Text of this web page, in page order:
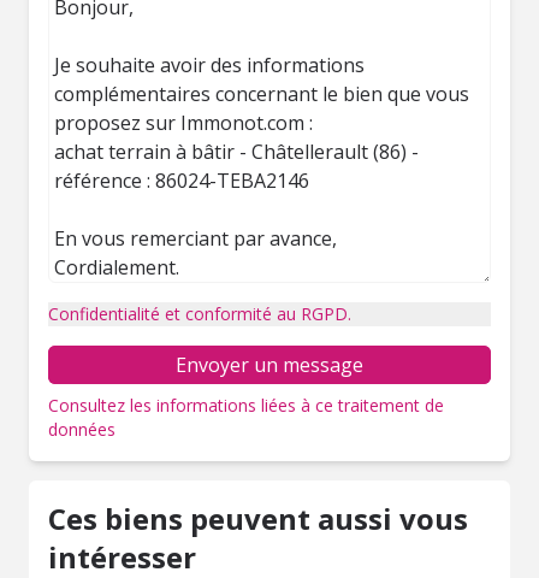
Confidentialité et conformité au RGPD.
Envoyer un message
Consultez les informations liées à ce traitement de
données
Ces biens peuvent aussi vous
intéresser